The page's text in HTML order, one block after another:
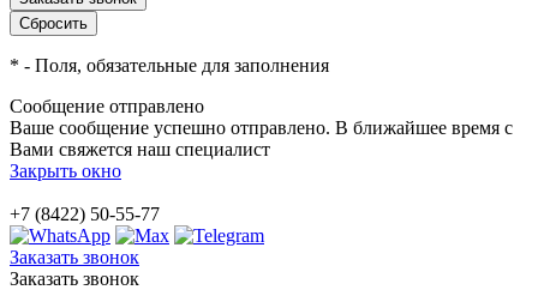
* - Поля, обязательные для заполнения
Сообщение отправлено
Ваше сообщение успешно отправлено. В ближайшее время с
Вами свяжется наш специалист
Закрыть окно
+7 (8422) 50-55-77
Заказать звонок
Заказать звонок